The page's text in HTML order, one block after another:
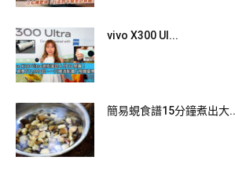
冰鎮過之後，更顯彈牙，而且鮮味都更為
嘅感覺。
vivo X300 Ul...
簡易蜆食譜15分鐘煮出大